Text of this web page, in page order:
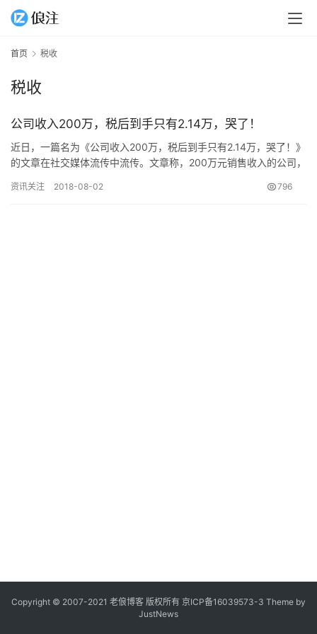
首页 税收
税收
公司收入200万，税后到手只有2.14万，哭了！
近日，一篇名为《公司收入200万，税后到手只有2.14万，哭了！》
的文章在社交媒体流传中流传。文章称，200万元销售收入的公司，
员工个税，所得为负。
资讯关注 2018-08-02 796
Copyright © 2007-2021 老俍博客 版权所有 京ICP备16039573-3 Theme by
JustNews